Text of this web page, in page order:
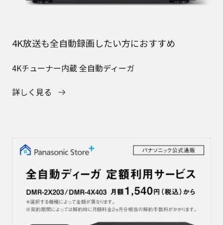
4K放送も全自動録画したい方におすすめ
4Kチューナー内蔵 全自動ディーガ
詳しく見る